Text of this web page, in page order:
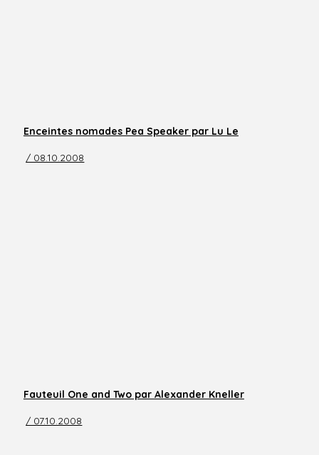
Enceintes nomades Pea Speaker par Lu Le
/ 08.10.2008
Fauteuil One and Two par Alexander Kneller
/ 07.10.2008